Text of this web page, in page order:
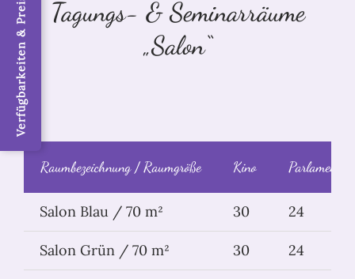
Tagungs- & Seminarräume
„Salon“
Raumbezeichnung / Raumgröße Kino Parlament
Salon Blau / 70 m² 30 24
Salon Grün / 70 m² 30 24